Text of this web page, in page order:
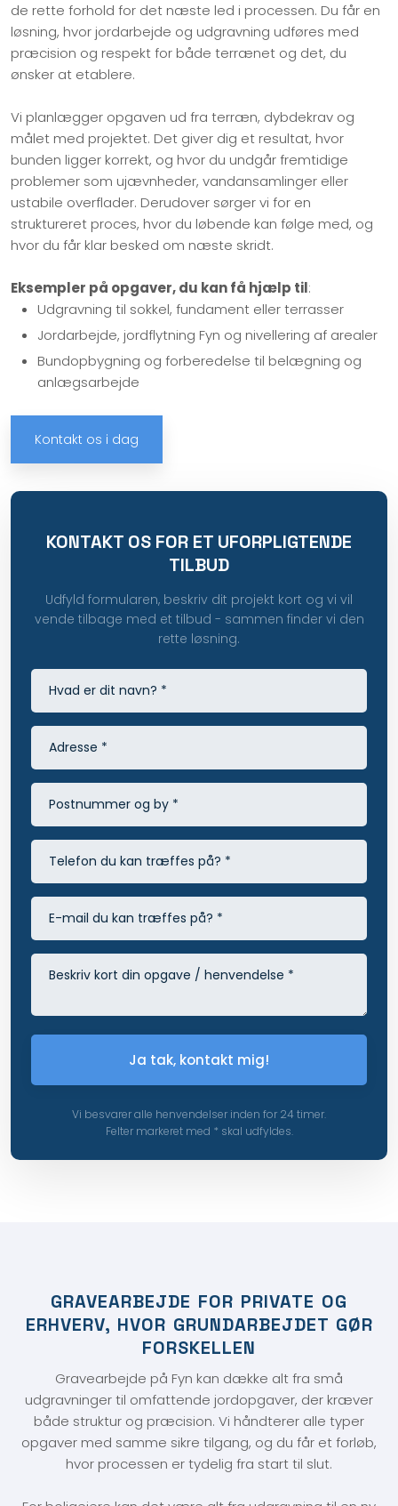
de rette forhold for det næste led i processen. Du får en
løsning, hvor jordarbejde og udgravning udføres med
præcision og respekt for både terrænet og det, du
ønsker at etablere.
Vi planlægger opgaven ud fra terræn, dybdekrav og
målet med projektet. Det giver dig et resultat, hvor
bunden ligger korrekt, og hvor du undgår fremtidige
problemer som ujævnheder, vandansamlinger eller
ustabile overflader. Derudover sørger vi for en
struktureret proces, hvor du løbende kan følge med, og
hvor du får klar besked om næste skridt.
Eksempler på opgaver, du kan få hjælp til:
Udgravning til sokkel, fundament eller terrasser
Jordarbejde, jordflytning Fyn og nivellering af arealer
Bundopbygning og forberedelse til belægning og
anlægsarbejde
Kontakt os i dag
KONTAKT OS FOR ET UFORPLIGTENDE
TILBUD
Udfyld formularen, beskriv dit projekt kort og vi vil
vende tilbage med et tilbud - sammen finder vi den
rette løsning.
Vi besvarer alle henvendelser inden for 24 timer.
Felter markeret med * skal udfyldes.​
​GRAVEARBEJDE FOR PRIVATE OG
ERHVERV, HVOR GRUNDARBEJDET GØR
FORSKELLEN
Gravearbejde på Fyn kan dække alt fra små
udgravninger til omfattende jordopgaver, der kræver
både struktur og præcision. Vi håndterer alle typer
opgaver med samme sikre tilgang, og du får et forløb,
hvor processen er tydelig fra start til slut.